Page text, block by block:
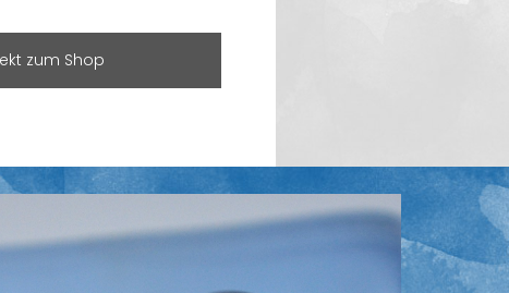
zum Shop